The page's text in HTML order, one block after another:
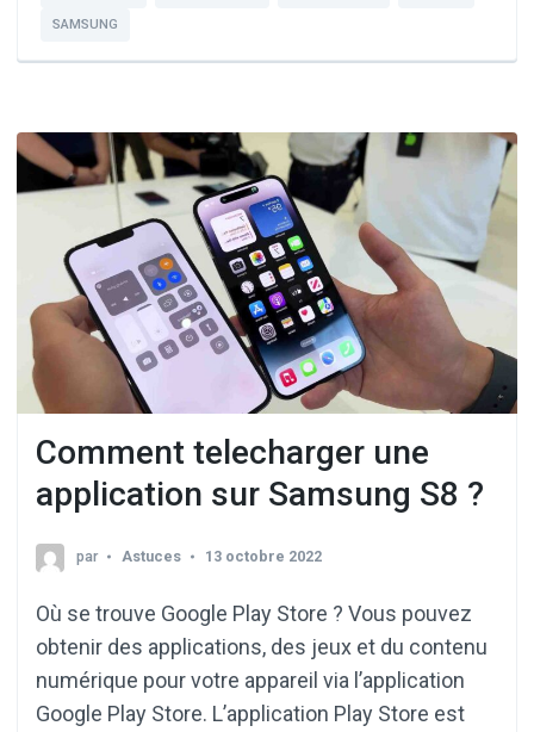
SAMSUNG
Comment telecharger une
application sur Samsung S8 ?
par Astuces 13 octobre 2022
Où se trouve Google Play Store ? Vous pouvez
obtenir des applications, des jeux et du contenu
numérique pour votre appareil via l’application
Google Play Store. L’application Play Store est